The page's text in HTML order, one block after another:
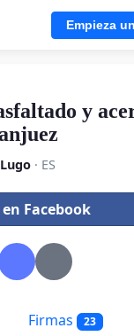
Empieza
y
· ES
Facebook
Firmas 23